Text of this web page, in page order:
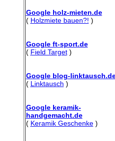
Google holz-mieten.de
( Holzmiete bauen?! )
Google ft-sport.de
( Field Target)
Google blog-
( Linktausch )
Google keramik-
handgemacht.de
( Keramik Geschenke)